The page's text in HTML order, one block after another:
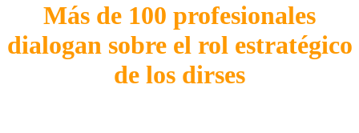
Más de 100 profesionales
dialogan sobre el rol estratégico
de los dirses